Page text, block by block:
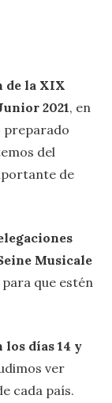
de la XIX
2021, en
preparado
del
de
Musicale
que estén
días 14 y
ver
cada país.